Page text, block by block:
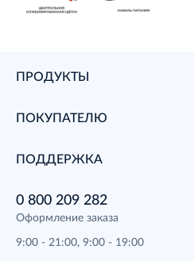
ПРОДУКТЫ
ПОКУПАТЕЛЮ
ПОДДЕРЖКА
0 800 209 282
Оформление заказа
9:00 - 21:00, 9:00 - 19:00